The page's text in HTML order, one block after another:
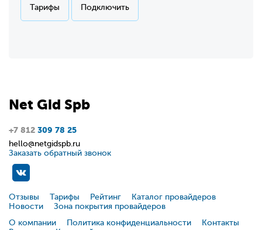
Тарифы Подключить
Net Gid Spb
+7 812 309 78 25
hello@netgidspb.ru
Заказать обратный звонок
Отзывы Тарифы Рейтинг
Каталог провайдеров
Новости
Зона покрытия провайдеров
О компании
Политика конфиденциальности
Контакты